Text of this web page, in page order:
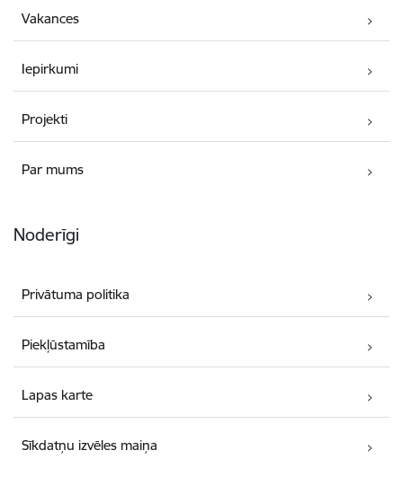
Vakances
Iepirkumi
Projekti
Par mums
Noderīgi
Privātuma politika
Piekļūstamība
Lapas karte
Sīkdatņu izvēles maiņa